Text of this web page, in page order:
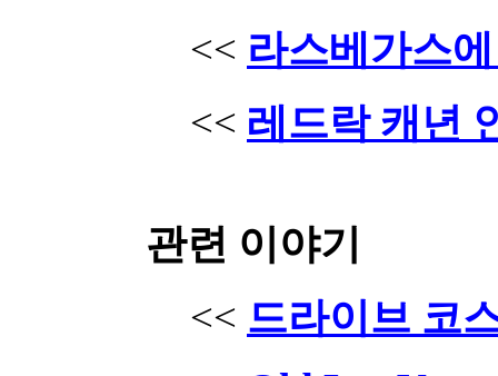
<< 라스베가스
<< 레드락 캐년
관련 이야기
<< 드라이브 코